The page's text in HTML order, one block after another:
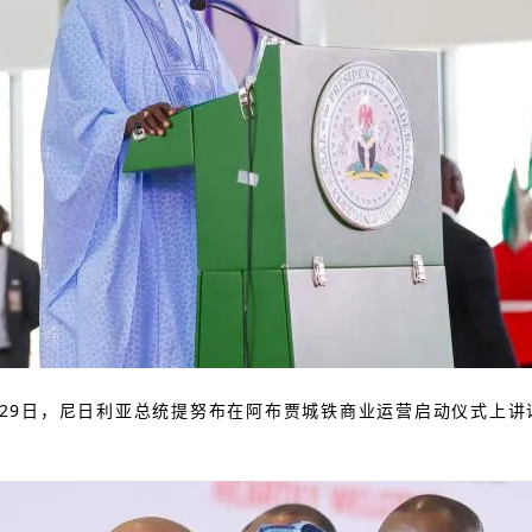
日，尼日利亚总统提努布在阿布贾城铁商业运营启动仪式上讲